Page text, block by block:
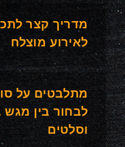
מדריך קצר
לאירוע מוצלח
מתלבטים על
לבחור בין מגש
וסלטים